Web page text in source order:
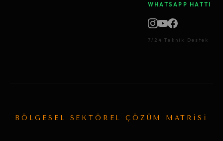
WHATSAPP HATTI
7/24 Teknik Destek
BÖLGESEL SEKTÖREL ÇÖZÜM MATRİSİ